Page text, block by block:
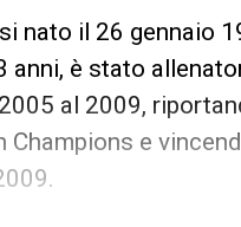
nato il 26 gennaio
anni, è stato
al 2009,
Champions e